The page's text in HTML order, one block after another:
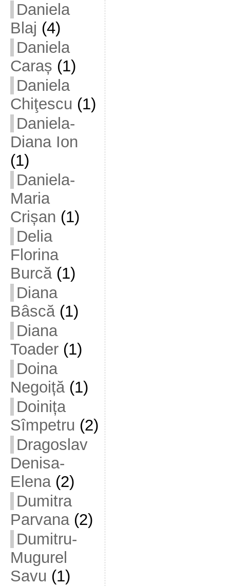
Daniela
Blaj (4)
Daniela
Caraș (1)
Daniela
Chiţescu (1)
Daniela-
Diana Ion
(1)
Daniela-
Maria
Crișan (1)
Delia
Florina
Burcă(1)
Diana
Bâscă(1)
Diana
Toader(1)
Doina
Negoiță(1)
Doinița
Sîmpetru (2)
Dragoslav
Denisa-
Elena(2)
Dumitra
Parvana(2)
Dumitru-
Mugurel
Savu (1)